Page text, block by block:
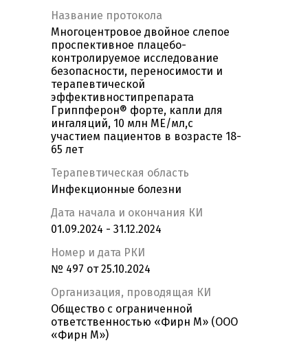
Название протокола
Многоцентровое двойное слепое
проспективное плацебо-
контролируемое исследование
безопасности, переносимости и
терапевтической
эффективностипрепарата
Гриппферон® форте, капли для
ингаляций, 10 млн МЕ/мл,с
участием пациентов в возрасте 18-
65 лет
Терапевтическая область
Инфекционные болезни
Дата начала и окончания КИ
01.09.2024 - 31.12.2024
Номер и дата РКИ
№ 497 от 25.10.2024
Организация, проводящая КИ
Общество с ограниченной
ответственностью «Фирн М» (ООО
«Фирн М»)